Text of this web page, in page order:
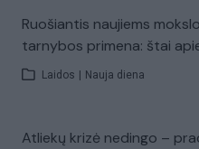
Ruošiantis naujiems
tarnybos primena: štai
Laidos Nauja diena
Atliekų krizė nedingo –